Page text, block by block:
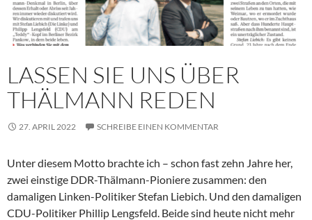
LASSEN SIE UNS ÜBER
THÄLMANN REDEN
27. APRIL 2022 SCHREIBE EINEN KOMMENTAR
Unter diesem Motto brachte ich – schon fast zehn Jahre her,
zwei einstige DDR-Thälmann-Pioniere zusammen: den
damaligen Linken-Politiker Stefan Liebich. Und den damaligen
CDU-Politiker Phillip Lengsfeld. Beide sind heute nicht mehr